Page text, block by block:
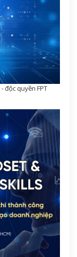
độc quyền FPT